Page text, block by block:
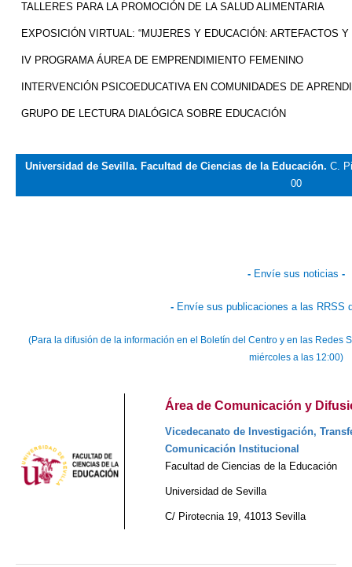
TALLERES PARA LA PROMOCIÓN DE LA SALUD ALIMENTARIA
EXPOSICIÓN VIRTUAL: “MUJERES Y EDUCACIÓN: ARTEFACTOS
IV PROGRAMA ÁUREA DE EMPRENDIMIENTO FEMENINO
INTERVENCIÓN PSICOEDUCATIVA EN COMUNIDADES DE
GRUPO DE LECTURA DIALÓGICA SOBRE EDUCACIÓN
Universidad de Sevilla. Facultad de Ciencias de la Educación. C.
00
- Envíe sus noticias -
- Envíe sus publicaciones a las RRSS
(Para la difusión de la información en el Boletín del Centro y en las Redes
miércoles a las 12:00)
Área de Comunicación y
Vicedecanato de Investigación,
Comunicación Institucional
Facultad de Ciencias de la Educación
Universidad de Sevilla
C/ Pirotecnia 19, 41013 Sevilla